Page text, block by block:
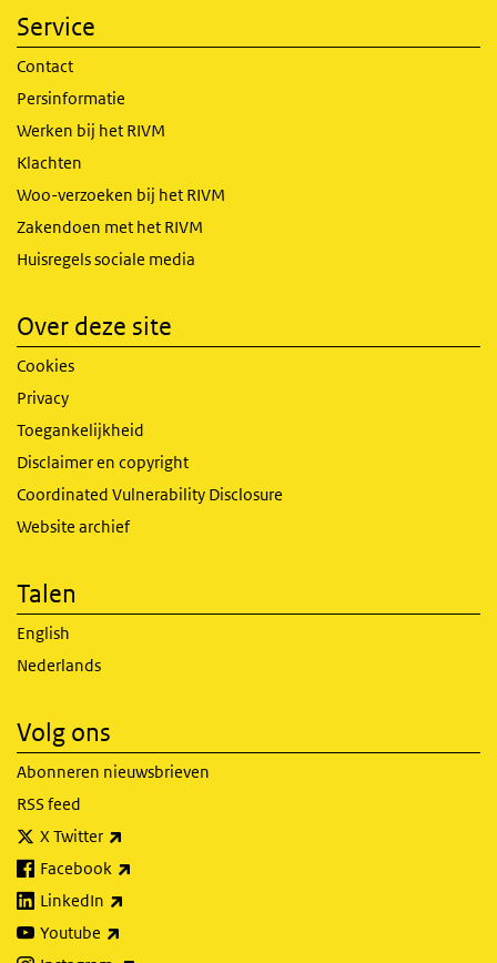
Service
Contact
Persinformatie
Werken bij het RIVM
Klachten
Woo-verzoeken bij het RIVM
Zakendoen met het RIVM
Huisregels sociale media
Over deze site
Cookies
Privacy
Toegankelijkheid
Disclaimer en copyright
Coordinated Vulnerability Disclosure
Website archief
Talen
English
Nederlands
Volg ons
Abonneren nieuwsbrieven
RSS feed
X Twitter
Facebook
LinkedIn
Youtube